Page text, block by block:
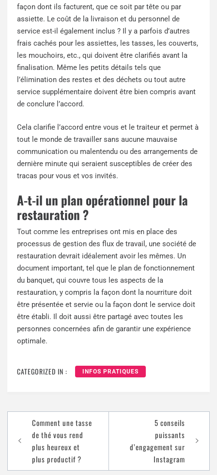
façon dont ils facturent, que ce soit par tête ou par
assiette. Le coût de la livraison et du personnel de
service est-il également inclus ? Il y a parfois d’autres
frais cachés pour les assiettes, les tasses, les couverts,
les mouchoirs, etc., qui doivent être clarifiés avant la
finalisation. Même les petits détails tels que
l’élimination des restes et des déchets ou tout autre
service supplémentaire doivent être bien compris avant
de conclure l’accord.
Cela clarifie l’accord entre vous et le traiteur et permet à
tout le monde de travailler sans aucune mauvaise
communication ou malentendu ou des arrangements de
dernière minute qui seraient susceptibles de créer des
tracas pour vous et vos invités.
A-t-il un plan opérationnel pour la
restauration ?
Tout comme les entreprises ont mis en place des
processus de gestion des flux de travail, une société de
restauration devrait idéalement avoir les mêmes. Un
document important, tel que le plan de fonctionnement
du banquet, qui couvre tous les aspects de la
restauration, y compris la façon dont la nourriture doit
être présentée et servie ou la façon dont le service doit
être établi. Il doit aussi être partagé avec toutes les
personnes concernées afin de garantir une expérience
optimale.
CATEGORIZED IN : INFOS PRATIQUES
Comment une tasse
de thé vous rend
plus heureux et
plus productif ?
5 conseils
puissants
d’engagement sur
Instagram